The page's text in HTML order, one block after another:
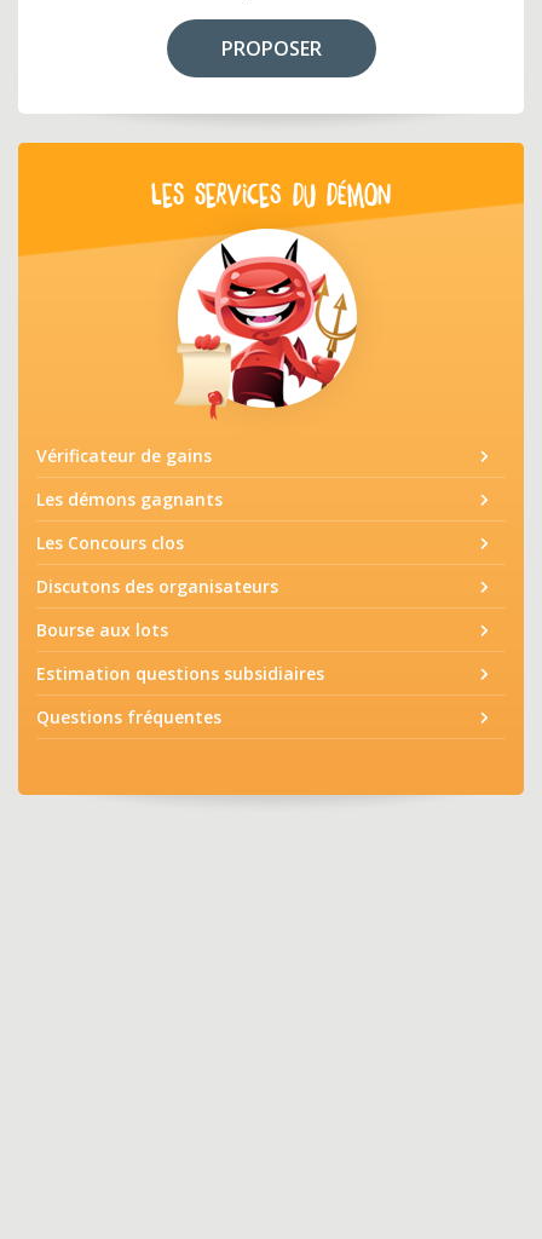
PROPOSER
LES SERVICES DU DÉMON
Vérificateur de gains
Les démons gagnants
Les Concours clos
Discutons des organisateurs
Bourse aux lots
Estimation questions subsidiaires
Questions fréquentes